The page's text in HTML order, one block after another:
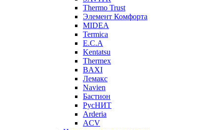
Thermo Trust
Элемент Комфорта
MIDEA
Termica
E.C.A
Kentatsu
Thermex
BAXI
Лемакс
Navien
Бастион
РусНИТ
Arderia
ACV